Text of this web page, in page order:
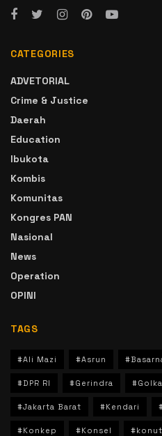
CATEGORIES
ADVETORIAL
Crime & Justice
Daerah
Education
Ibukota
Kombis
Komunitas
Kongres PAN
Nasional
News
Operation
OPINI
TAGS
#Ali Mazi #Asrun
#DPR RI #Gerindra
#Jakarta Barat #Kendari
#Konkep #Konsel #konut